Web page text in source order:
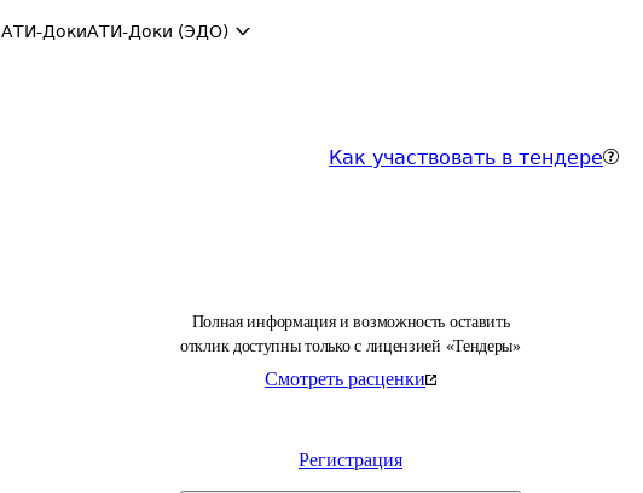
АТИ-ДокиАТИ-Доки (ЭДО)
Как участвовать в тендере
Полная информация и возможность оставить
отклик доступны только с лицензией «Тендеры»
Смотреть расценки
Регистрация